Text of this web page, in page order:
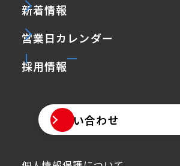
新着情報
営業日カレンダー
採用情報
お問い合わせ